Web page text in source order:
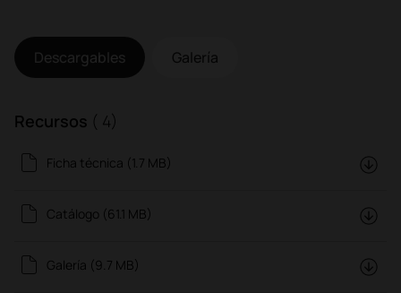
Descargables Galería
Recursos ( 4)
Ficha técnica (1.7 MB)
Catálogo (61.1 MB)
Galería (9.7 MB)